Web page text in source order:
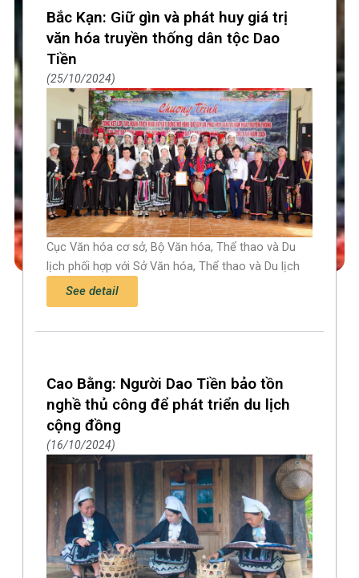
Bắc Kạn: Giữ gìn và phát huy giá trị
văn hóa truyền thống dân tộc Dao
Tiền
25/10/2024
Cục Văn hóa cơ sở, Bộ Văn hóa, Thể thao và Du
lịch phối hợp với Sở Văn hóa, Thể thao và Du lịch
See detail
Cao Bằng: Người Dao Tiền bảo tồn
nghề thủ công để phát triển du lịch
cộng đồng
16/10/2024